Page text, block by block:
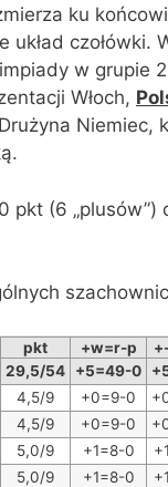
ku
czołówki.
w grupie
Włoch,
Niemiec,
(6 „plusów”)
pkt +w=r-p
29,5/54 +5=49-0
4,5/9 +0=9-0
4,5/9 +0=9-0
5,0/9 +1=8-0 +1
5,0/9 +1=8-0 +1